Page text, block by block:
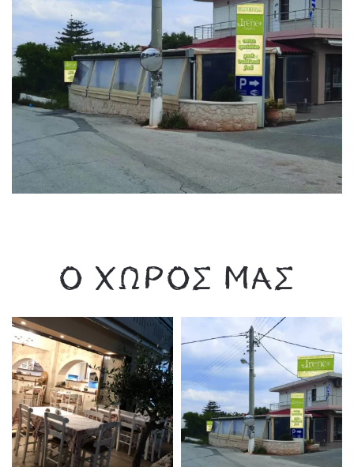
Ο ΧΏΡΟΣ ΜΑΣ